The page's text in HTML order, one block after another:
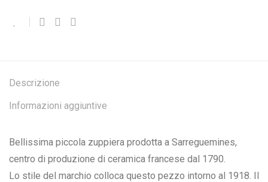
Descrizione
Informazioni aggiuntive
Bellissima piccola zuppiera prodotta a Sarreguemines,
centro di produzione di ceramica francese dal 1790.
Lo stile del marchio colloca questo pezzo intorno al 1918. Il